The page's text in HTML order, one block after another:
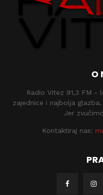
O
Radio Vitez 91,3 FM -
zajednice i najbolja
Jer
Kontaktiraj nas: